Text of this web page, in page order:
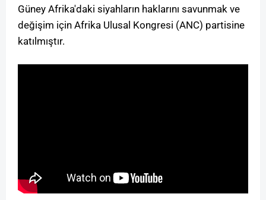
Güney Afrika'daki siyahların haklarını savunmak ve
değişim için Afrika Ulusal Kongresi (ANC) partisine
katılmıştır.